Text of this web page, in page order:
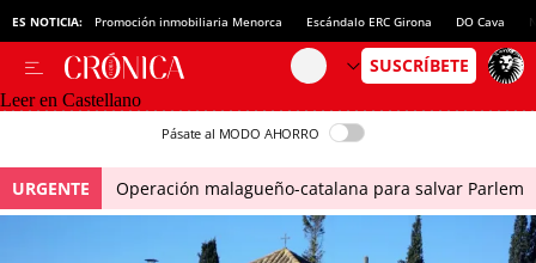
ES NOTICIA: Promoción inmobiliaria Menorca Escándalo ERC Girona DO Cava
Leer en Castellano
Pásate al MODO AHORRO
URGENTE Operación malagueño-catalana para salvar Parlem